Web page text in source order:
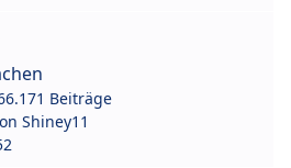
Beiträge
Shiney11